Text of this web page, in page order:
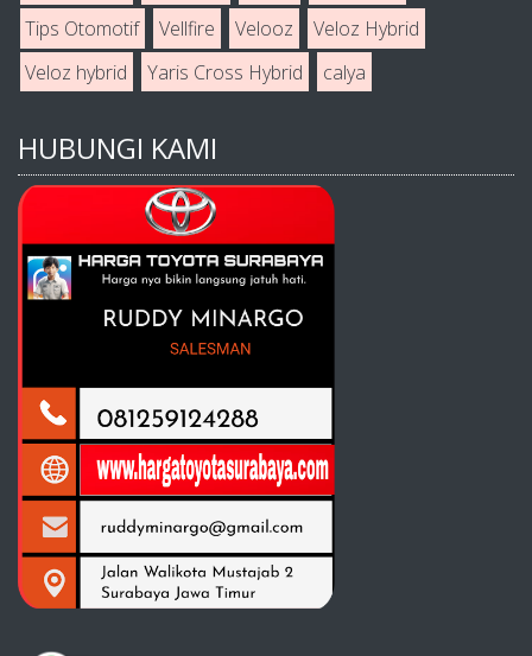
Tips Otomotif
Vellfire Velooz
Veloz Hybrid
Veloz hybrid
Yaris Cross Hybrid calya
HUBUNGI KAMI